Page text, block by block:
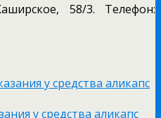
58/3. Телефон:
у средства аликапс